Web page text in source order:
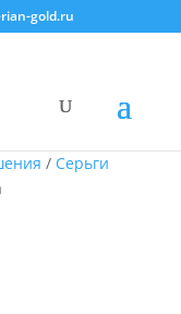
gold.ru
/ Серьги